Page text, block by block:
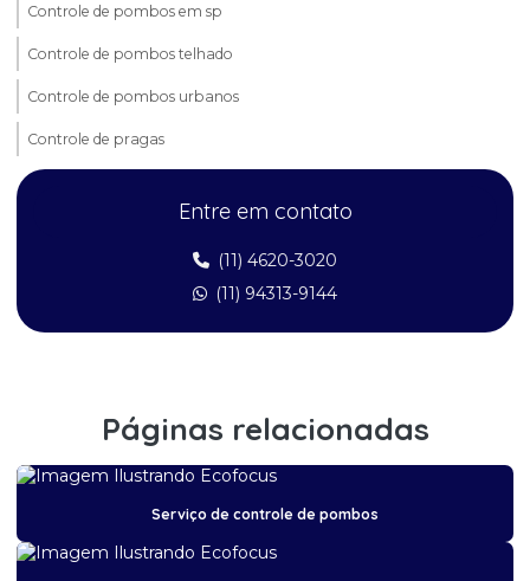
Controle de pombos em sp
Controle de pombos telhado
Controle de pombos urbanos
Controle de pragas
Controle de pragas aranhas
Controle de pragas em condomínios
Controle de pragas dedetização
Controle de pragas empresas
Controle de pragas na indústria alimentícia
Controle de pragas em indústria de alimentos
Controle de pragas de insetos
Controle de pragas pombo
Entre em contato
(11) 4620-3020
(11) 94313-9144
Páginas relacionadas
Serviço de controle de pombos